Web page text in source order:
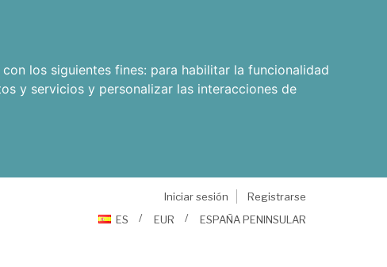
los siguientes fines: para habilitar la funcionalidad
y servicios y personalizar las interacciones de
Iniciar sesión
Registrarse
ES
EUR ESPAÑA PENINSULAR